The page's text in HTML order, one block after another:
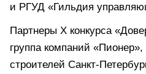
и РГУД «Гильдия
Партнеры X конкурса
группа компаний
строителей Санкт-